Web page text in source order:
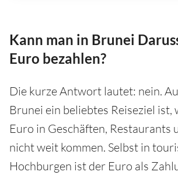
Kann man in Brunei
Euro bezahlen?
Die kurze Antwort lautet: nein.
Brunei ein beliebtes Reiseziel
Euro in Geschäften, Restaurants
nicht weit kommen. Selbst in
Hochburgen ist der Euro als